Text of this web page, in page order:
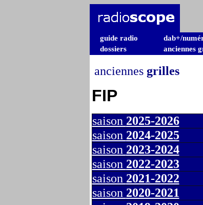
guide radio dab+/
dossiers
anciennes
anciennes grilles
FIP
saison 2025-2026
saison 2024-2025
saison 2023-2024
saison 2022-2023
saison 2021-2022
saison 2020-2021